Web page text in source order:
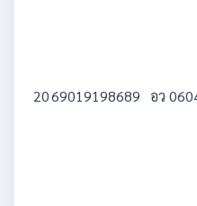
2069019198689 อว